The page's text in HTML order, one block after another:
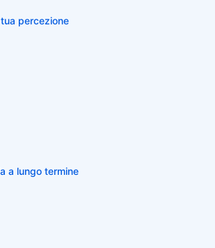
percezione
a lungo termine